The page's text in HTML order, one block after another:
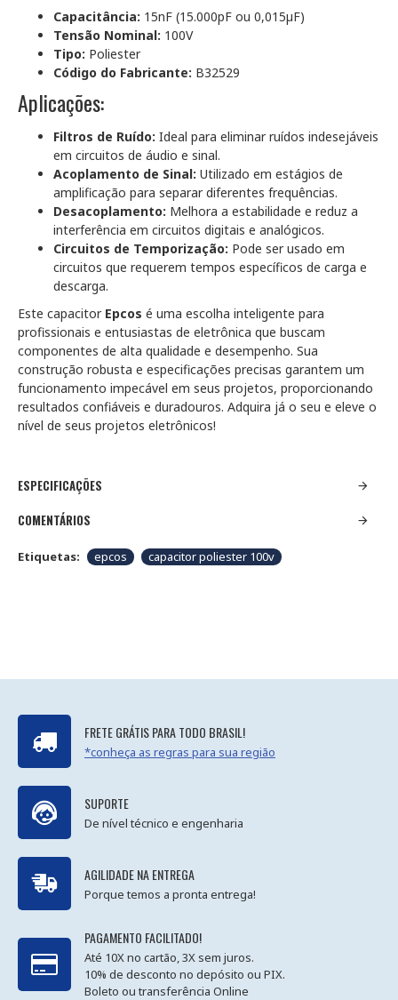
Capacitância: 15nF (15.000pF ou 0,015µF)
Tensão Nominal: 100V
Tipo: Poliester
Código do Fabricante: B32529
Aplicações:
Filtros de Ruído: Ideal para eliminar ruídos indesejáveis
em circuitos de áudio e sinal.
Acoplamento de Sinal: Utilizado em estágios de
amplificação para separar diferentes frequências.
Desacoplamento: Melhora a estabilidade e reduz a
interferência em circuitos digitais e analógicos.
Circuitos de Temporização: Pode ser usado em
circuitos que requerem tempos específicos de carga e
descarga.
Este capacitor Epcos é uma escolha inteligente para
profissionais e entusiastas de eletrônica que buscam
componentes de alta qualidade e desempenho. Sua
construção robusta e especificações precisas garantem um
funcionamento impecável em seus projetos, proporcionando
resultados confiáveis e duradouros. Adquira já o seu e eleve o
nível de seus projetos eletrônicos!
ESPECIFICAÇÕES
COMENTÁRIOS
Etiquetas: epcos capacitor poliester 100v
FRETE GRÁTIS PARA TODO BRASIL!
*conheça as regras para sua região
SUPORTE
De nível técnico e engenharia
AGILIDADE NA ENTREGA
Porque temos a pronta entrega!
PAGAMENTO FACILITADO!
Até 10X no cartão, 3X sem juros.
10% de desconto no depósito ou PIX.
Boleto ou transferência Online